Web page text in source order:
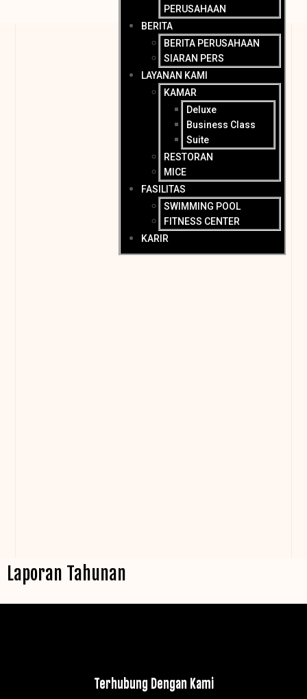
PERUSAHAAN
BERITA
BERITA PERUSAHAAN
SIARAN PERS
LAYANAN KAMI
KAMAR
Deluxe
Business Class
Suite
RESTORAN
MICE
FASILITAS
SWIMMING POOL
FITNESS CENTER
KARIR
Laporan Tahunan
Terhubung Dengan Kami